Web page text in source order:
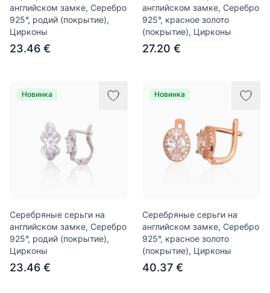
английском замке, Серебро
925°, родий (покрытие),
Цирконы
23.46 €
английском замке, Серебро
925°, красное золото
(покрытие), Цирконы
27.20 €
Новинка
Серебряные серьги на
английском замке, Серебро
925°, родий (покрытие),
Цирконы
23.46 €
Новинка
Серебряные серьги на
английском замке, Серебро
925°, красное золото
(покрытие), Цирконы
40.37 €